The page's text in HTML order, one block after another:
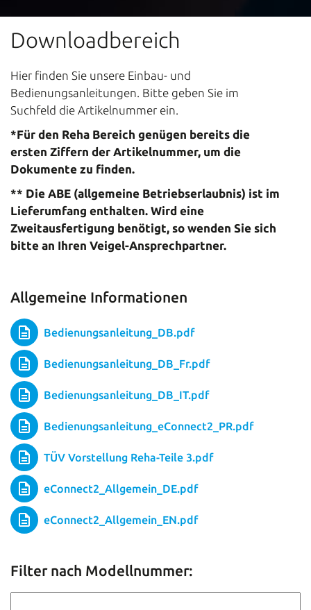
Downloadbereich
Hier finden Sie unsere Einbau- und
Bedienungsanleitungen. Bitte geben Sie im
Suchfeld die Artikelnummer ein.
*Für den Reha Bereich genügen bereits die
ersten Ziffern der Artikelnummer, um die
Dokumente zu finden.
** Die ABE (allgemeine Betriebserlaubnis) ist im
Lieferumfang enthalten. Wird eine
Zweitausfertigung benötigt, so wenden Sie sich
bitte an Ihren Veigel-Ansprechpartner.
Allgemeine Informationen
Bedienungsanleitung_DB.pdf
Bedienungsanleitung_DB_Fr.pdf
Bedienungsanleitung_DB_IT.pdf
Bedienungsanleitung_eConnect2_PR.pdf
TÜV Vorstellung Reha-Teile 3.pdf
eConnect2_Allgemein_DE.pdf
eConnect2_Allgemein_EN.pdf
Filter nach Modellnummer: